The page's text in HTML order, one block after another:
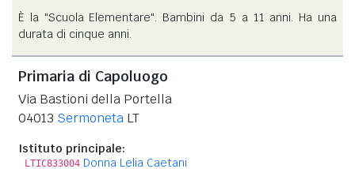
È la "Scuola Elementare". Bambini da 5 a 11 anni. Ha una
durata di cinque anni.
Primaria di Capoluogo
Via Bastioni della Portella
04013 Sermoneta LT
Istituto principale:
LTIC833004 Donna Lelia Caetani